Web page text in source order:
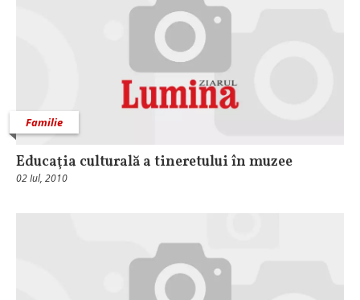
Familie
Educaţia culturală a tineretului în muzee
02 Iul, 2010